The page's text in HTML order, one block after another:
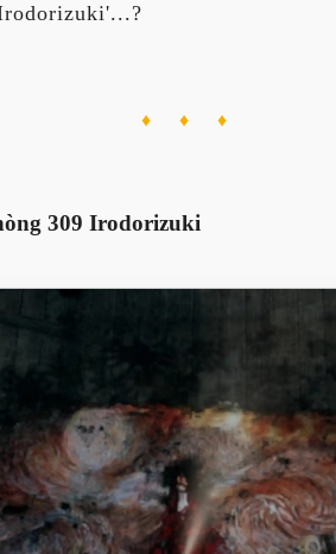
♦ ♦ ♦
309 Irodorizuki